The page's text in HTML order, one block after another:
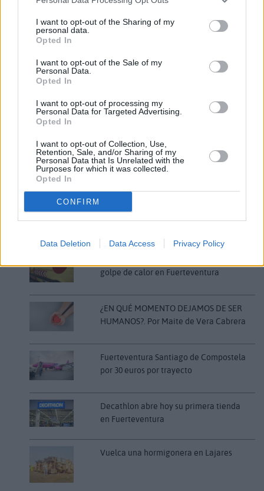
I want to opt-out of the Sharing of my
personal data.
Opted In
I want to opt-out of the Sale of my
Personal Data.
Opted In
I want to opt-out of processing my
Personal Data for Targeted Advertising.
Opted In
I want to opt-out of Collection, Use,
Retention, Sale, and/or Sharing of my
Personal Data that Is Unrelated with the
Purposes for which it was collected.
Opted In
CONFIRM
Data Deletion Data Access Privacy Policy
Proexca es una empresa pública adscrita al
Gobierno de Canarias, que tiene entre sus objetivos
la promoción de la internacionalización
económica de Canarias, tanto en el fomento y la
servicios canarios de todo tipo, como en la
diversificación del tejido productivo de las islas. En
2024, presentó la marca ‘Canarias Islas de Moda’
para su posicionamiento nacional e internacional.
Comentarios (0)
golpe de calor en Fuerteventura
¿EN QUÉ MOMENTO DEJAMOS DE SER
HUMANOS?. Por Maite de Vera Cabrera
Fuerteventura Santiago de Compostela
por 30 euros por trayecto
Decathlon abre hoy su primera tienda
en Fuerteventura
Vuelca una hormigonera en Lajares